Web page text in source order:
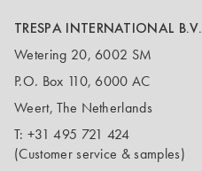
TRESPA INTERNATIONAL B.V.
Wetering 20, 6002 SM
P.O. Box 110, 6000 AC
Weert, The Netherlands
T: +31 495 721 424
(Customer service & samples)